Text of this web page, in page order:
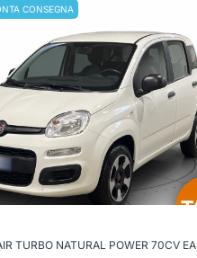
CONSEGNA
TURBO NATURAL POWER 70CV